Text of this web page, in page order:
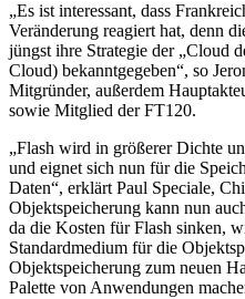
„Es ist interessant, dass
Veränderung reagiert hat, denn
jüngst ihre Strategie der „Cloud
Cloud) bekanntgegeben“, so
Mitgründer, außerdem
sowie Mitglied der FT120.
„Flash wird in größerer Dichte
und eignet sich nun für die
Daten“, erklärt Paul Speciale,
Objektspeicherung kann nun
da die Kosten für Flash sinken,
Standardmedium für die
Objektspeicherung zum neuen
Palette von Anwendungen